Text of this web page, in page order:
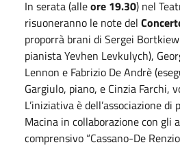
In serata (alleore 19.30) nel
risuoneranno le note del
proporrà brani di Sergei
pianista Yevhen Levkulych),
Lennon e Fabrizio De Andrè
Gargiulo, piano, e Cinzia Farchi,
L’iniziativa è dell’associazione di
Macina in collaborazione con gli
comprensivo “Cassano-De